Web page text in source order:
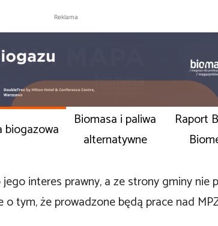
Reklama
biogazowa
Biomasa i paliwa
alternatywne
Raport
interes prawny, a ze strony gminy nie
tym, że prowadzone będą prace nad